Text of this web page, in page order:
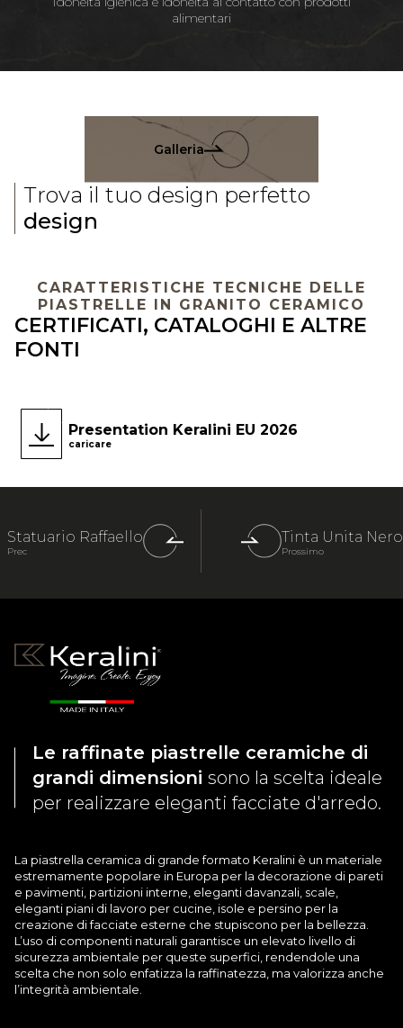
alimentari
Galleria
Trova il tuo design perfetto
design
CARATTERISTICHE TECNICHE DELLE
PIASTRELLE IN GRANITO CERAMICO
CERTIFICATI, CATALOGHI E ALTRE
FONTI
Presentation Keralini EU 2026
caricare
Statuario Raffaello
Prec
Tinta Unita Nero
Prossimo
Le raffinate piastrelle ceramiche di
grandi dimensioni sono la scelta ideale
per realizzare eleganti facciate d'arredo.
La piastrella ceramica di grande formato Keralini è un materiale
estremamente popolare in Europa per la decorazione di pareti
e pavimenti, partizioni interne, eleganti davanzali, scale,
eleganti piani di lavoro per cucine, isole e persino per la
creazione di facciate esterne che stupiscono per la bellezza.
L’uso di componenti naturali garantisce un elevato livello di
sicurezza ambientale per queste superfici, rendendole una
scelta che non solo enfatizza la raffinatezza, ma valorizza anche
l’integrità ambientale.